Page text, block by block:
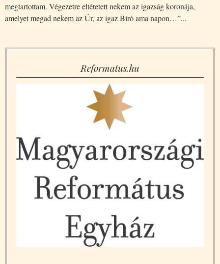
megtartottam. Végezetre eltétetett nekem az igazság koronája,
amelyet megad nekem az Úr, az igaz Bíró ama napon…”...
Reformatus.hu